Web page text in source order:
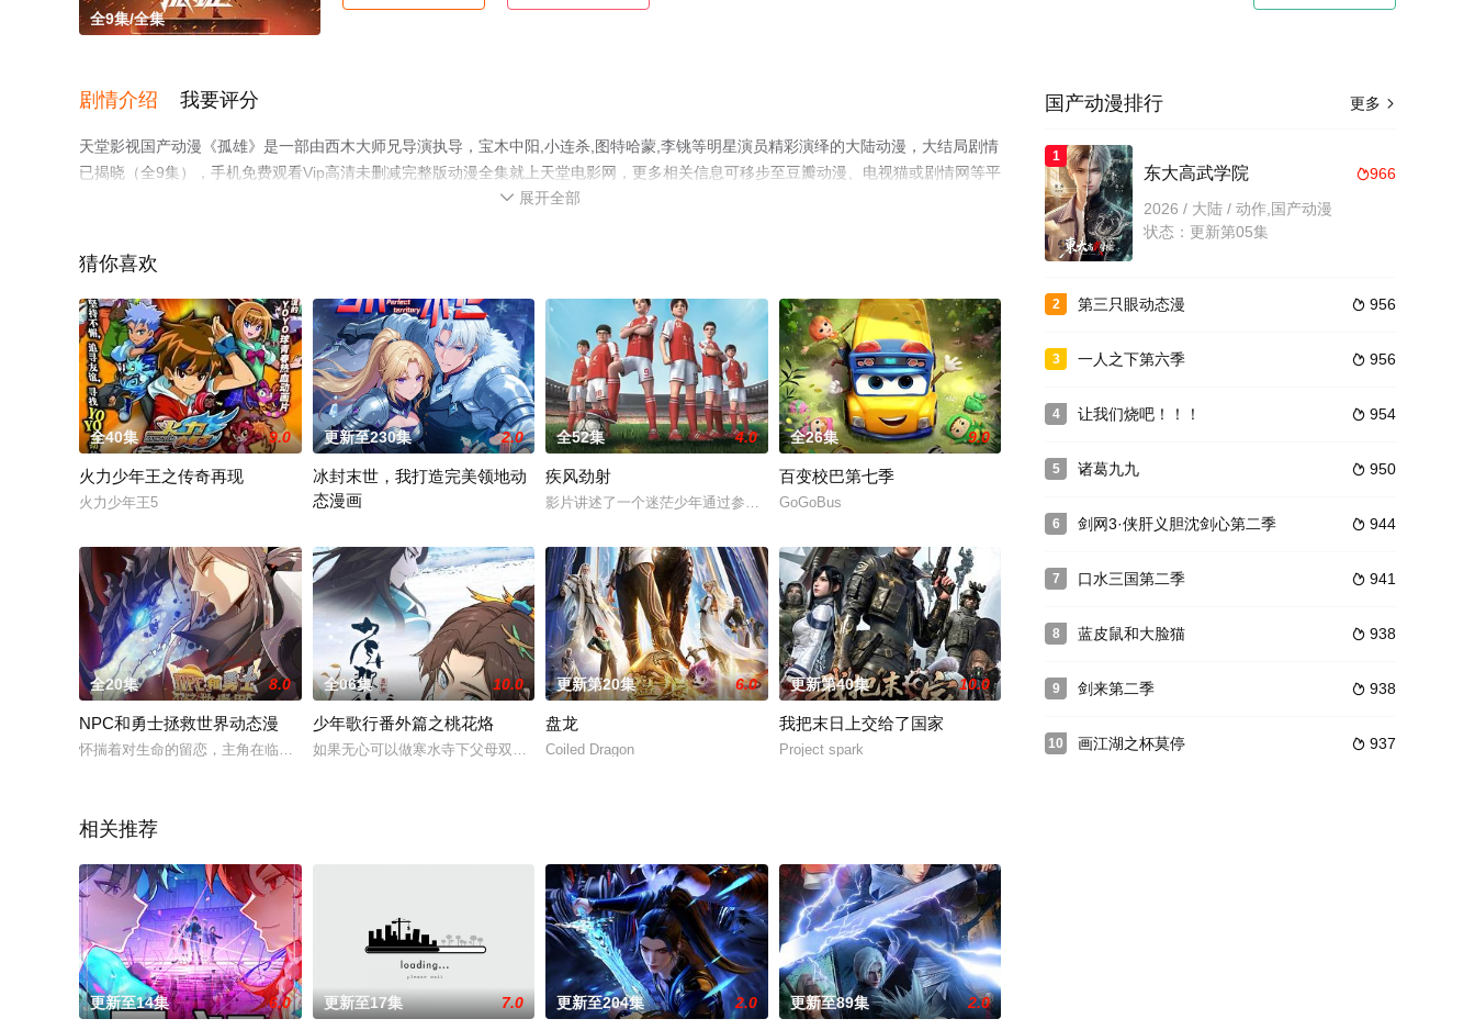
全9集/全集
剧情介绍 我要评分
天堂影视国产动漫《孤雄》是一部由西木大师兄导演执导，宝木中阳,小连杀,图特哈蒙,李铫等明星演员精彩演绎的大陆动漫，大结局剧情
已揭晓（全9集），手机免费观看Vip高清未删减完整版动漫全集就上天堂电影网，更多相关信息可移步至豆瓣动漫、电视猫或剧情网等平
 展开全部
猜你喜欢
全40集 9.0
火力少年王之传奇再现
火力少年王5
更新至230集 2.0
冰封末世，我打造完美领地动
态漫画
全52集 4.0
疾风劲射
影片讲述了一个迷茫少年通过参与足球运动找到人生目标与梦想的故事。从西班牙某足球青训俱乐部进修归国的教练何安偶然发
全26集 9.0
百变校巴第七季
GoGoBus
全20集 8.0
NPC和勇士拯救世界动态漫
怀揣着对生命的留恋，主角在临终之际将数据传输到游戏世界，成为了等级为1的NPC。然而好景不长，一场“BUG”席卷了游戏内
全06集 10.0
少年歌行番外篇之桃花烙
如果无心可以做寒水寺下父母双全的幸福少年叶安世，那他与萧瑟、雷无桀的命运将会如何改写；萧瑟重归雪落山庄，与司空千
更新第20集 6.0
盘龙
Coiled Dragon
更新第40集 10.0
我把末日上交给了国家
Project spark
相关推荐
更新至14集 6.0 更新至17集 7.0 更新至204集 2.0 更新至89集 2.0
更多 
国产动漫排行
1
966
东大高武学院
2026 / 大陆 / 动作,国产动漫
状态：更新第05集
2  956
第三只眼动态漫
3  956
一人之下第六季
4  954
让我们烧吧！！！
5  950
诸葛九九
6  944
剑网3·侠肝义胆沈剑心第二季
7  941
口水三国第二季
8  938
蓝皮鼠和大脸猫
9  938
剑来第二季
10  937
画江湖之杯莫停